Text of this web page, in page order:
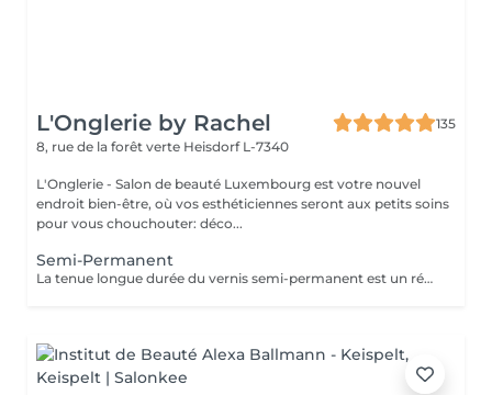
L'Onglerie by Rachel
135
8, rue de la forêt verte Heisdorf L-7340
L'Onglerie - Salon de beauté Luxembourg est votre nouvel
endroit bien-être, où vos esthéticiennes seront aux petits soins
pour vous chouchouter: déco...
Semi-Permanent
La tenue longue durée du vernis semi-permanent est un réel avantage. La pose sera effectuée avec soin, en adaptant les produits utilisés. La prestation sera entièrement personnalisée. La tenue peut aller de 2 à 3 semaines, 4 maximum selon le type d'ongle. Fini les retouches manucure tous les 4 jours, c'est une vraie liberté qui s'offre à vous ! Finesse et tenue longue durée ! N'hésitez pas à demander conseil